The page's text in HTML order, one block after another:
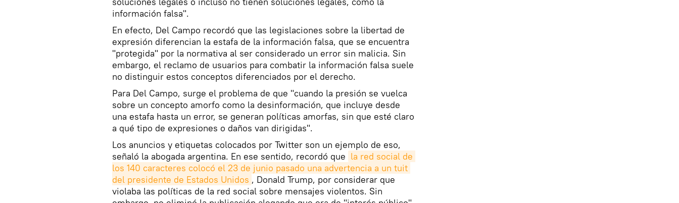
información falsa".
En efecto, Del Campo recordó que las legislaciones sobre la libertad de
expresión diferencian la estafa de la información falsa, que se encuentra
"protegida" por la normativa al ser considerado un error sin malicia. Sin
embargo, el reclamo de usuarios para combatir la información falsa suele
no distinguir estos conceptos diferenciados por el derecho.
Para Del Campo, surge el problema de que "cuando la presión se vuelca
sobre un concepto amorfo como la desinformación, que incluye desde
una estafa hasta un error, se generan políticas amorfas, sin que esté claro
a qué tipo de expresiones o daños van dirigidas".
Los anuncios y etiquetas colocados por Twitter son un ejemplo de eso,
señaló la abogada argentina. En ese sentido, recordó que la red social de
los 140 caracteres colocó el 23 de junio pasado una advertencia a un tuit
del presidente de Estados Unidos , Donald Trump, por considerar que
violaba las políticas de la red social sobre mensajes violentos. Sin